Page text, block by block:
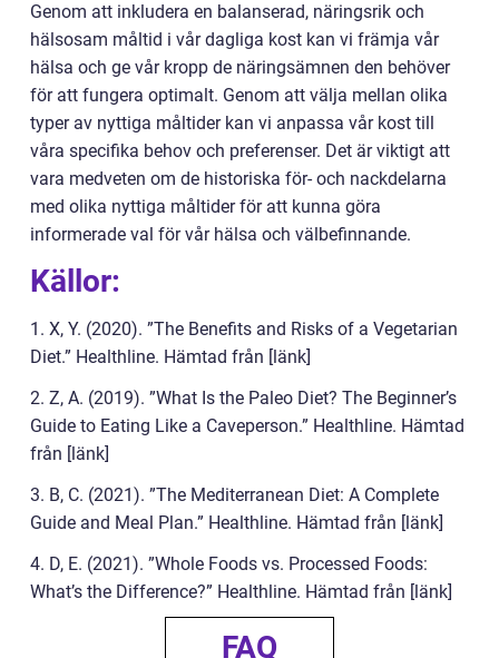
Genom att inkludera en balanserad, näringsrik och
hälsosam måltid i vår dagliga kost kan vi främja vår
hälsa och ge vår kropp de näringsämnen den behöver
för att fungera optimalt. Genom att välja mellan olika
typer av nyttiga måltider kan vi anpassa vår kost till
våra specifika behov och preferenser. Det är viktigt att
vara medveten om de historiska för- och nackdelarna
med olika nyttiga måltider för att kunna göra
informerade val för vår hälsa och välbefinnande.
Källor:
1. X, Y. (2020). ”The Benefits and Risks of a Vegetarian
Diet.” Healthline. Hämtad från [länk]
2. Z, A. (2019). ”What Is the Paleo Diet? The Beginner’s
Guide to Eating Like a Caveperson.” Healthline. Hämtad
från [länk]
3. B, C. (2021). ”The Mediterranean Diet: A Complete
Guide and Meal Plan.” Healthline. Hämtad från [länk]
4. D, E. (2021). ”Whole Foods vs. Processed Foods:
What’s the Difference?” Healthline. Hämtad från [länk]
FAQ